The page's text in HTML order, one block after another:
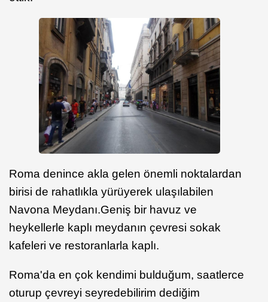
Roma denince akla gelen önemli noktalardan
birisi de rahatlıkla yürüyerek ulaşılabilen
Navona Meydanı.Geniş bir havuz ve
heykellerle kaplı meydanın çevresi sokak
kafeleri ve restoranlarla kaplı.
Roma'da en çok kendimi bulduğum, saatlerce
oturup çevreyi seyredebilirim dediğim